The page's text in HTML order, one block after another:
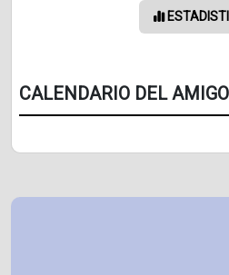
CALENDARIO DEL